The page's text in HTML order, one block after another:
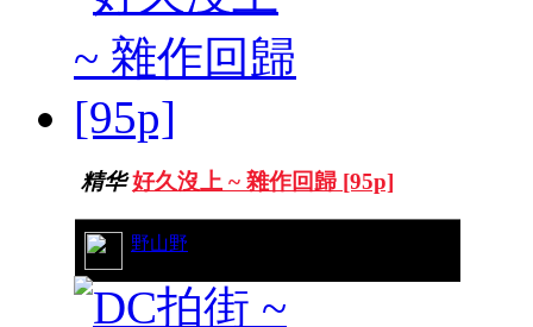
精华 好久沒上 ~ 雜作回歸 [95p]
野山野